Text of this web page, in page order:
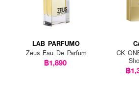
LAB PARFUMO
Zeus Eau De Parfum
฿1,890
CK
฿